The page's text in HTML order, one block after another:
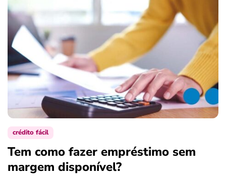
crédito fácil
Tem como fazer empréstimo sem
margem disponível?